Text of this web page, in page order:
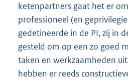
ketenpartners gaat het er
professioneel (en
gedetineerde in de PI, zij in
gesteld om op een zo goed
taken en werkzaamheden
hebben er reeds